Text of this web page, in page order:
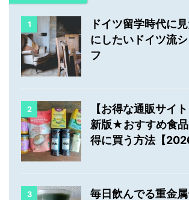
1
ドイツ留学時代に
にしたいドイツ流
フ
2
【お得な通販サイ
新版★おすすめ食
得に買う方法【
3 毎日飲んでる重金